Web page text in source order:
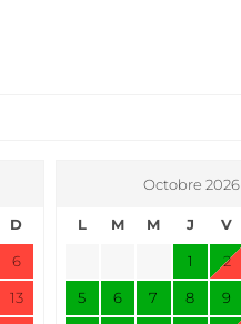
D
6
13
Octobre 2026
L M M J V
1 2
5 6 7 8 9